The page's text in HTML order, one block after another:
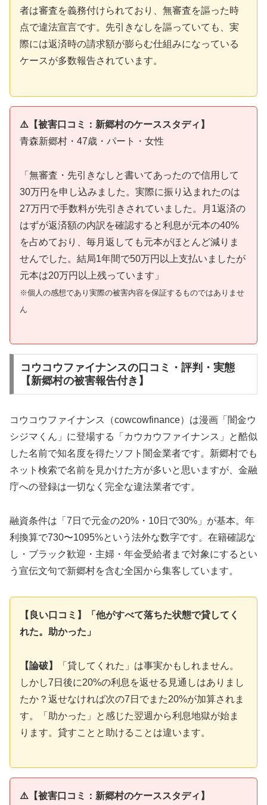
者は審査を義務付けられており、無審査を謳った時
点で違法宣言です。先引きなしを謳っていても、実
際には返済時の請求額が膨らむ仕組みになっている
ケースが多数報告されています。
⚠️【被害口コミ：新郷村のケーススタディ】
青森新郷村・47歳・パート・女性
「無審査・先引きなしと書いてあったので信用して
30万円を申し込みました。実際に振り込まれたのは
27万円で手数料が先引きされていました。月1返済の
はずが返済額の内訳を確認すると利息が元本の40%
を占めており、毎月返しても元本がほとんど減りま
せんでした。結局1年間で50万円以上支払いましたが
元本は20万円以上残っています」
※個人の感想であり実際の被害内容を保証するものではありませ
ん
コウコウファイナンスの口コミ・評判・実態
【新郷村の被害報告付き】
コウコウファイナンス（cowcowfinance）は漫画「闇金ウ
シジマくん」に登場する「カウカウファイナンス」と酷似
した名前で知名度を得たソフト闇金業者です。新郷村でも
ネット検索で名前を見かけた方が多いと思いますが、金融
庁への登録は一切なく完全な違法業者です。
融資条件は「7日で元金の20%・10日で30%」が基本。年
利換算で730〜1095%という法外な数字です。在籍確認な
し・ブラック歓迎・主婦・年金受給者まで対象にするとい
う宣伝文句で新郷村を含む全国から集客しています。
【良い口コミ】「他がすべて落ちた状態で貸してく
れた。助かった」
【論破】
「貸してくれた」は事実かもしれません。
しかし7日後に20%の利息を返せる見通しはありまし
たか？返せなければ次の7日でまた20%が加算されま
す。「助かった」と感じた翌週から利息地獄が始ま
ります。貸すことと助けることは違います。
⚠️【被害口コミ：新郷村のケーススタディ】